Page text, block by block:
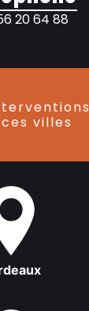
20 64 88
villes